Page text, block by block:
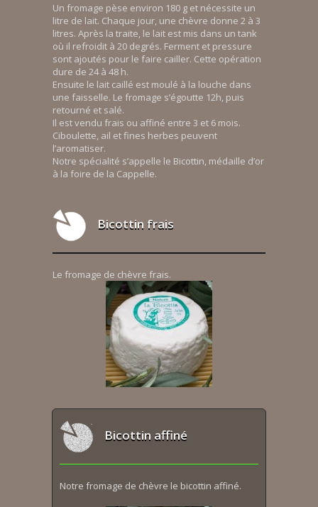
Un fromage pèse environ 180 g et nécessite un
litre de lait. Chaque jour, une chèvre donne 2 à 3
litres. Après la traite, le lait est mis dans un tank
où il refroidit à 20 degrés. Ferment et pressure
sont ajoutés pour le faire cailler. Cette opération
dure de 24 à 48 h.
Ensuite le lait caillé est moulé à la louche dans
une faisselle. Le fromage s’égoutte 12h, puis
retourné et salé.
Il est vendu frais ou affiné entre 3 et 6 mois.
Ciboulette, ail et fines herbes peuvent
l’aromatiser.
Notre spécialité s’appelle le Bicottin, médaille d’or
à la foire de la Cappelle.
Bicottin frais
Le fromage de chèvre frais.
Bicottin affiné
Notre fromage de chèvre le bicottin affiné.